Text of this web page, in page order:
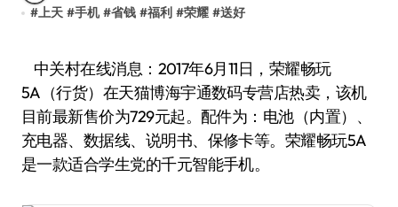
#上天 #手机 #省钱 #福利 #荣耀 #送好
中关村在线消息：2017年6月11日，荣耀畅玩
5A（行货）在天猫博海宇通数码专营店热卖，该机
目前最新售价为729元起。配件为：电池（内置）、
充电器、数据线、说明书、保修卡等。荣耀畅玩5A
是一款适合学生党的千元智能手机。